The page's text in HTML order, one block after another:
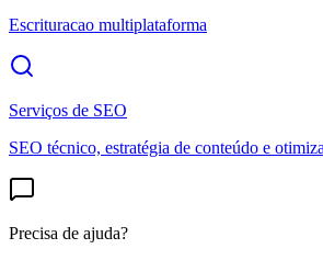
Escrituracao multiplataforma
Serviços de SEO
SEO técnico, estratégia de conteúdo e
Precisa de ajuda?